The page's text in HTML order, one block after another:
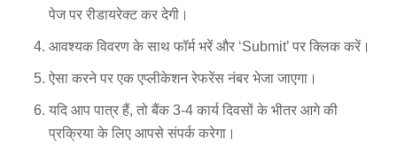
पेज पर रीडायरेक्ट कर देगी।
आवश्यक विवरण के साथ फॉर्म भरें और ‘Submit’ पर क्लिक करें।
ऐसा करने पर एक एप्लीकेशन रेफरेंस नंबर भेजा जाएगा।
यदि आप पात्र हैं, तो बैंक 3-4 कार्य दिवसों के भीतर आगे की
प्रक्रिया के लिए आपसे संपर्क करेगा।